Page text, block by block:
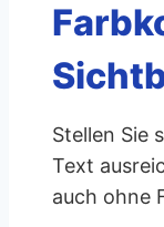
Stellen Sie
Text
auch ohne